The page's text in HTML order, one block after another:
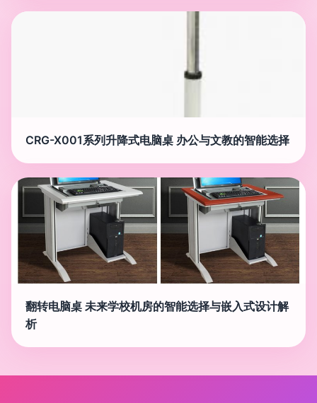
CRG-X001系列升降式电脑桌 办公与文教的智能选择
翻转电脑桌 未来学校机房的智能选择与嵌入式设计解
析